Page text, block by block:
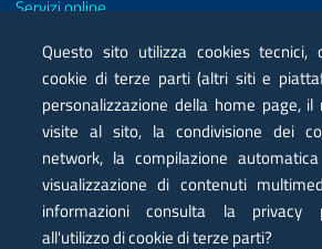
Servizi online
Moduli
Posta elettronica certificata PEC
Privacy
Note legali
Contatti
Questo sito utilizza cookies tecnici,
cookie di terze parti (altri siti e
personalizzazione della home page,
visite al sito, la condivisione dei
network, la compilazione
visualizzazione di contenuti
informazioni consulta la privacy
all'utilizzo di cookie di terze parti?